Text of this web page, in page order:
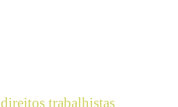
direitos trabalhistas